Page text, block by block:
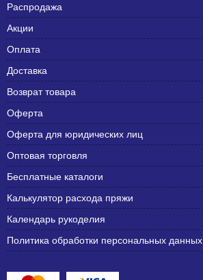
Распродажа
Акции
Оплата
Доставка
Возврат товара
Оферта
Оферта для юридических лиц
Оптовая торговля
Бесплатные каталоги
Калькулятор расхода пряжи
Календарь рукоделия
Политика обработки персональных данных